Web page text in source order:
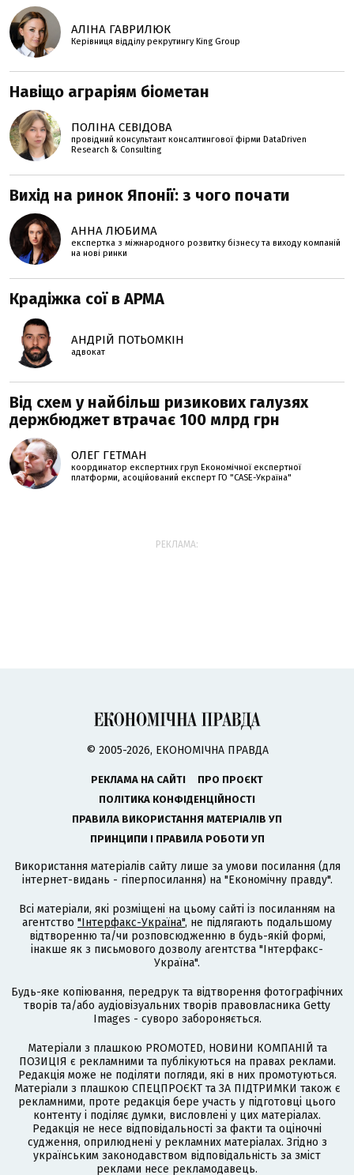
АЛІНА ГАВРИЛЮК
Керівниця відділу рекрутингу King Group
Навіщо аграріям біометан
ПОЛІНА СЕВІДОВА
провідний консультант консалтингової фірми DataDriven
Research & Consulting
Вихід на ринок Японії: з чого почати
АННА ЛЮБИМА
експертка з міжнародного розвитку бізнесу та виходу компаній
на нові ринки
Крадіжка сої в АРМА
АНДРІЙ ПОТЬОМКІН
адвокат
Від схем у найбільш ризикових галузях
держбюджет втрачає 100 млрд грн
ОЛЕГ ГЕТМАН
координатор експертних груп Економічної експертної
платформи, асоційований експерт ГО "CASE-Україна"
РЕКЛАМА:
© 2005-2026, ЕКОНОМІЧНА ПРАВДА
РЕКЛАМА НА САЙТІ
ПРО ПРОЄКТ
ПОЛІТИКА КОНФІДЕНЦІЙНОСТІ
ПРАВИЛА ВИКОРИСТАННЯ МАТЕРІАЛІВ УП
ПРИНЦИПИ І ПРАВИЛА РОБОТИ УП
Використання матеріалів сайту лише за умови посилання (для
інтернет-видань - гіперпосилання) на "Економічну правду".
Всі матеріали, які розміщені на цьому сайті із посиланням на
агентство "Інтерфакс-Україна", не підлягають подальшому
відтворенню та/чи розповсюдженню в будь-якій формі,
інакше як з письмового дозволу агентства "Інтерфакс-
Україна".
Будь-яке копіювання, передрук та відтворення фотографічних
творів та/або аудіовізуальних творів правовласника Getty
Images - суворо забороняється.
Матеріали з плашкою PROMOTED, НОВИНИ КОМПАНІЙ та
ПОЗИЦІЯ є рекламними та публікуються на правах реклами.
Редакція може не поділяти погляди, які в них промотуються.
Матеріали з плашкою СПЕЦПРОЄКТ та ЗА ПІДТРИМКИ також є
рекламними, проте редакція бере участь у підготовці цього
контенту і поділяє думки, висловлені у цих матеріалах.
Редакція не несе відповідальності за факти та оціночні
судження, оприлюднені у рекламних матеріалах. Згідно з
українським законодавством відповідальність за зміст
реклами несе рекламодавець.